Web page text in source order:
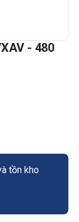
- 480
tồn kho